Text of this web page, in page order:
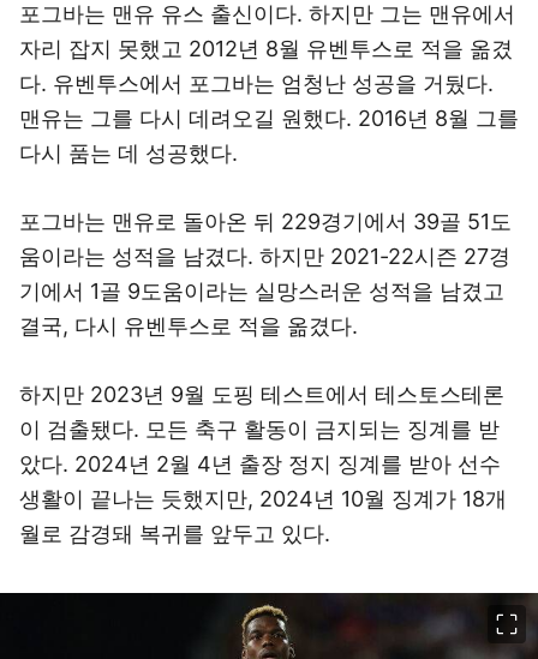
포그바는 맨유 유스 출신이다. 하지만 그는 맨유에서
자리 잡지 못했고 2012년 8월 유벤투스로 적을 옮겼
다. 유벤투스에서 포그바는 엄청난 성공을 거뒀다.
맨유는 그를 다시 데려오길 원했다. 2016년 8월 그를
다시 품는 데 성공했다.
포그바는 맨유로 돌아온 뒤 229경기에서 39골 51도
움이라는 성적을 남겼다. 하지만 2021-22시즌 27경
기에서 1골 9도움이라는 실망스러운 성적을 남겼고
결국, 다시 유벤투스로 적을 옮겼다.
하지만 2023년 9월 도핑 테스트에서 테스토스테론
이 검출됐다. 모든 축구 활동이 금지되는 징계를 받
았다. 2024년 2월 4년 출장 정지 징계를 받아 선수
생활이 끝나는 듯했지만, 2024년 10월 징계가 18개
월로 감경돼 복귀를 앞두고 있다.